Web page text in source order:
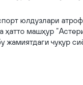
юлдузлари
ҳатто машҳур
чуқур